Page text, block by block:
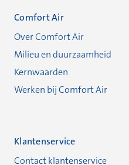
Comfort Air
Over Comfort Air
Milieu en duurzaamheid
Kernwaarden
Werken bij Comfort Air
Klantenservice
Contact klantenservice